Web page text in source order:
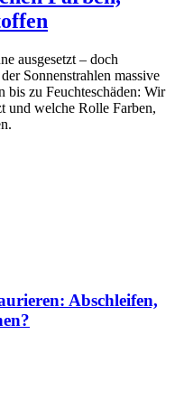
ausgesetzt – doch
Sonnenstrahlen massive
bis zu Feuchteschäden: Wir
und welche Rolle Farben,
Abschleifen,